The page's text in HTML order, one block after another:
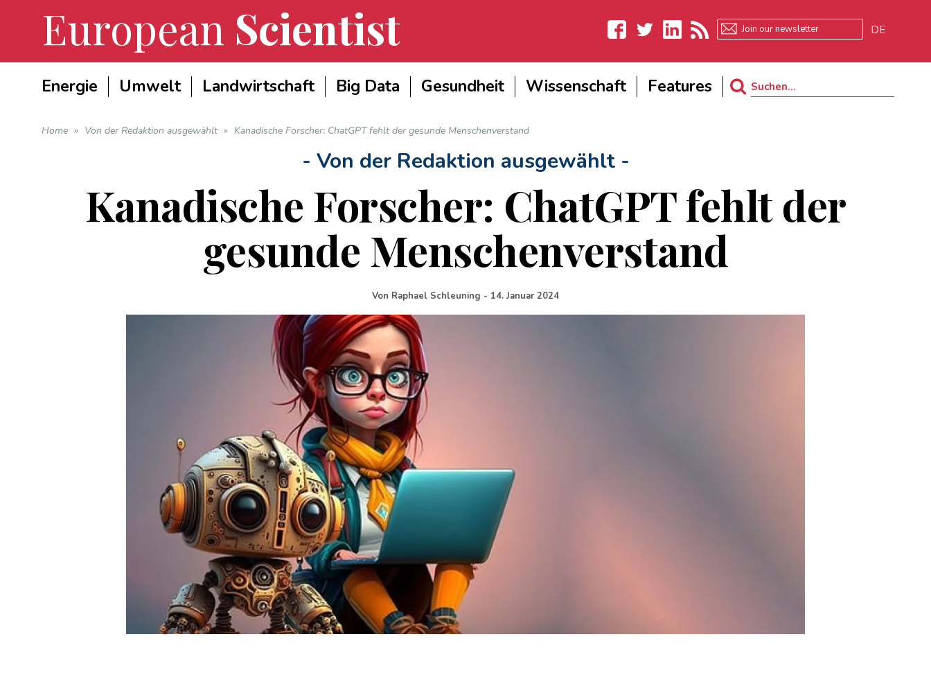
European Scientist
FacebookTwitter
DE
Energie Umwelt Landwirtschaft Big Data Gesundheit Wissenschaft Features
Search
Home » Von der Redaktion ausgewählt » Kanadische Forscher: ChatGPT fehlt der gesunde Menschenverstand
- Von der Redaktion ausgewählt -
Kanadische Forscher: ChatGPT fehlt der
gesunde Menschenverstand
Von Raphael Schleuning - 14. Januar 2024